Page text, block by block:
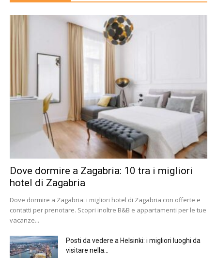
Dove dormire a Zagabria: 10 tra i migliori
hotel di Zagabria
Dove dormire a Zagabria: i migliori hotel di Zagabria con offerte e
contatti per prenotare. Scopri inoltre B&B e appartamenti per le tue
vacanze...
Posti da vedere a Helsinki: i migliori luoghi da
visitare nella...